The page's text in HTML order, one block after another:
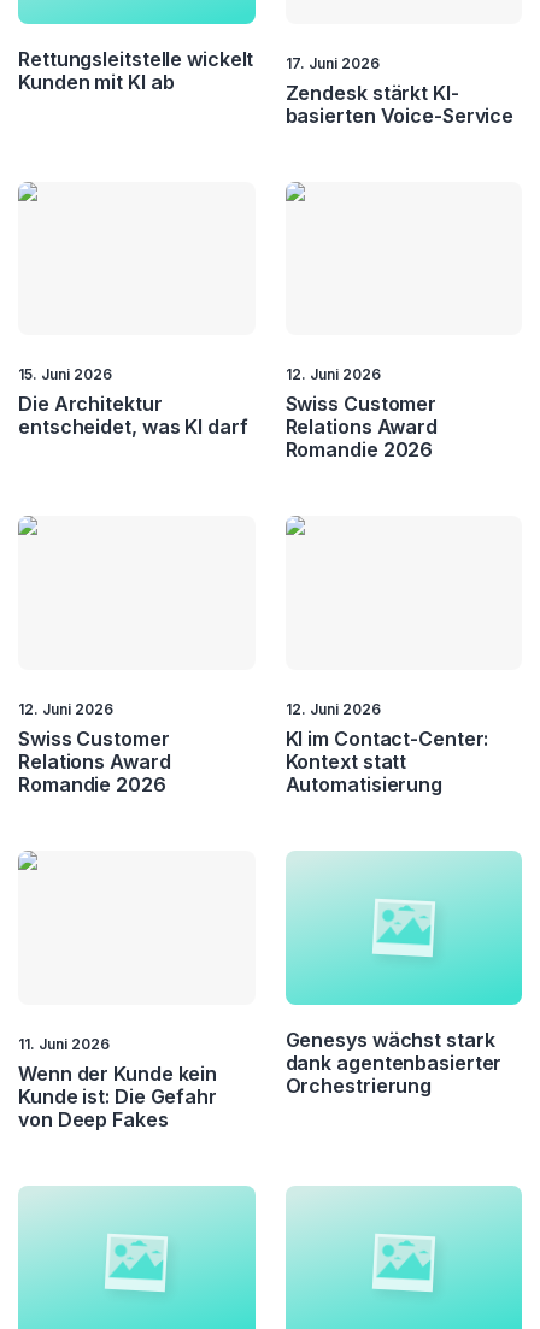
Customer Relatons
Customer Value
Service Automation Service Excellence
Rettungsleitstelle wickelt
Kunden mit KI ab
17. Juni 2026
Zendesk stärkt KI-
basierten Voice-Service
15. Juni 2026
Die Architektur
entscheidet, was KI darf
12. Juni 2026
Swiss Customer
Relations Award
Romandie 2026
12. Juni 2026
Swiss Customer
Relations Award
Romandie 2026
12. Juni 2026
KI im Contact-Center:
Kontext statt
Automatisierung
11. Juni 2026
Wenn der Kunde kein
Kunde ist: Die Gefahr
von Deep Fakes
Genesys wächst stark
dank agentenbasierter
Orchestrierung